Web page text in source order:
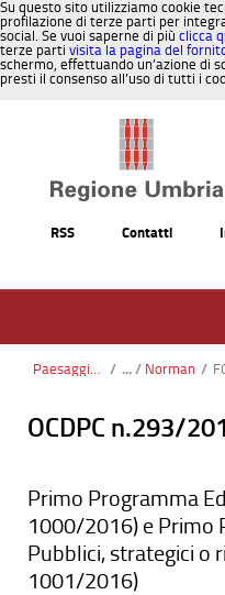
Su questo sito utilizziamo cookie
profilazione di terze parti per
social. Se vuoi saperne di più clicca
terze parti visita la pagina del
schermo, effettuando un’azione di
presti il consenso all’uso di tutti i
RSS Contatti
Paesaggio, Territorio, Urbanistica / Norman /
OCDPC n.293/
Primo Programma
1000/2016) e Primo
Pubblici, strategici o
1001/2016)